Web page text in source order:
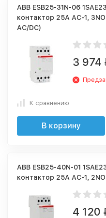
ABB ESB25-31N-06
контактор 25А АС-1,
AC/DC)
3 974
К сравнению
В корзину
ABB ESB25-40N-01
контактор 25А АС-1,
4 120